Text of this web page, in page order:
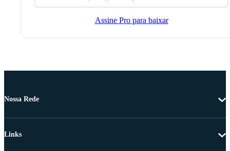
Assine Pro para baixar
Nossa Rede
Links